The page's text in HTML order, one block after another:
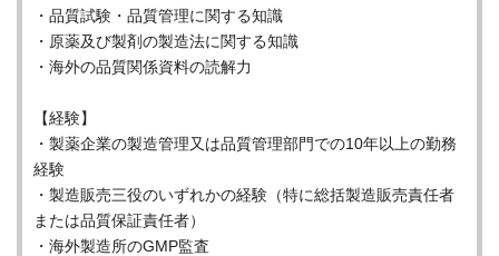
・品質試験・品質管理に関する知識
・原薬及び製剤の製造法に関する知識
・海外の品質関係資料の読解力
【経験】
・製薬企業の製造管理又は品質管理部門での10年以上の勤務
経験
・製造販売三役のいずれかの経験（特に総括製造販売責任者
または品質保証責任者）
・海外製造所のGMP監査